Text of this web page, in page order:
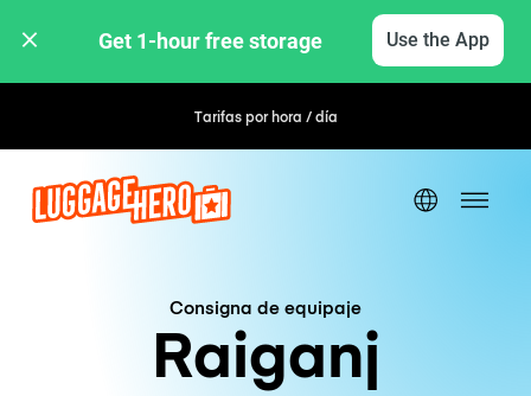
Get 1-hour free storage Use the App
Tarifas por hora / día
Consigna de equipaje
Raiganj